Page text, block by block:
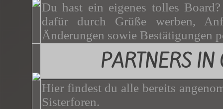
Du hast ein eigenes tolles
dafür durch Grüße werben,
Änderungen sowie Bestätigungen
PARTNERS IN
Hier findest du alle bereits
Sisterforen.